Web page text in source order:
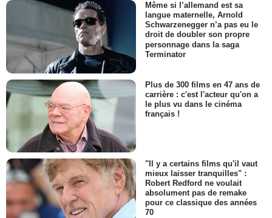
Même si l’allemand est sa
langue maternelle, Arnold
Schwarzenegger n’a pas eu le
droit de doubler son propre
personnage dans la saga
Terminator
Plus de 300 films en 47 ans de
carrière : c'est l'acteur qu'on a
le plus vu dans le cinéma
français !
"Il y a certains films qu'il vaut
mieux laisser tranquilles" :
Robert Redford ne voulait
absolument pas de remake
pour ce classique des années
70